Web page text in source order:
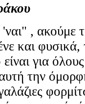
, ακούμε
και φυσικά,
για
την